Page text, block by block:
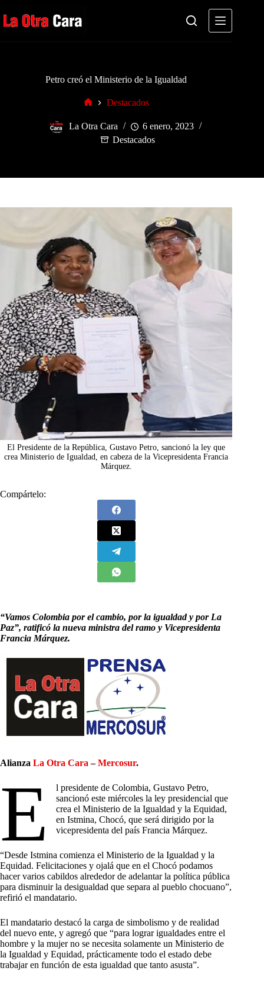
al
contenido
Petro creó el Ministerio de la Igualdad
Destacados
La Otra Cara
6 enero, 2023
Destacados
El Presidente de la República, Gustavo Petro, sancionó la ley que
crea Ministerio de Igualdad, en cabeza de la Vicepresidenta Francia
Márquez.
Compártelo:
“Vamos Colombia por el cambio, por la igualdad y por La
Paz”, ratificó la nueva ministra del ramo y Vicepresidenta
Francia Márquez.
Alianza La Otra Cara –Mercosur.
E
l presidente de Colombia, Gustavo Petro,
sancionó este miércoles la ley presidencial que
crea el Ministerio de la Igualdad y la Equidad,
en Istmina, Chocó, que será dirigido por la
vicepresidenta del país Francia Márquez.
“Desde Istmina comienza el Ministerio de la Igualdad y la
Equidad. Felicitaciones y ojalá que en el Chocó podamos
hacer varios cabildos alrededor de adelantar la política pública
para disminuir la desigualdad que separa al pueblo chocuano”,
refirió el mandatario.
El mandatario destacó la carga de simbolismo y de realidad
del nuevo ente, y agregó que “para lograr igualdades entre el
hombre y la mujer no se necesita solamente un Ministerio de
la Igualdad y Equidad, prácticamente todo el estado debe
trabajar en función de esta igualdad que tanto asusta”.